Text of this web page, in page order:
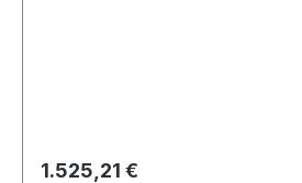
Regulärer Preis:
1.525,21 €